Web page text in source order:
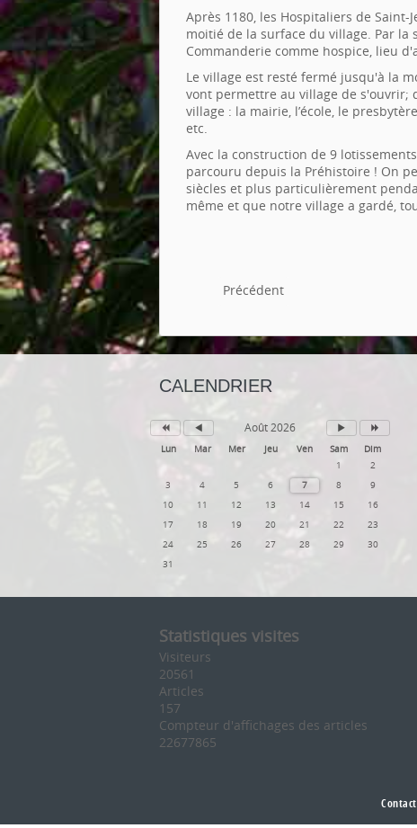
Après 1180, les Hospitaliers de Saint-
moitié de la surface du village. Par
Commanderie comme hospice, lieu
Le village est resté fermé jusqu'à la
vont permettre au village de s'ouvrir;
village : la mairie, l’école, le
etc.
Avec la construction de 9
parcouru depuis la Préhistoire ! On
siècles et plus particulièrement
même et que notre village a gardé,
Précédent
CALENDRIER
Août 2026
Lun Mar Mer Jeu Ven Sam
Dim
1
2
3
4 5 6 7 8
9
10
11 12 13 14 15
16
17
18 19 20 21 22
23
24
25 26 27 28 29
30
31
Statistiques visites
Visiteurs
20561
Articles
157
Compteur d'affichages des articles
22677865
Contact